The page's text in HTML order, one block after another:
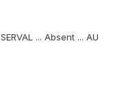
... Absent ... AU